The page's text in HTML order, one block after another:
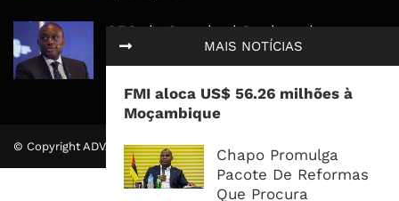
MAIS NOTÍCIAS
FMI aloca US$ 56.26 milhões à
Moçambique
Chapo Promulga
Pacote De Reformas
Que Procura
CEO do Standard Bank pede ao
Governo que “saia do caminho” e
facilite os negócios
© Copyright ADVALUE. Todos Direitos Reservados.